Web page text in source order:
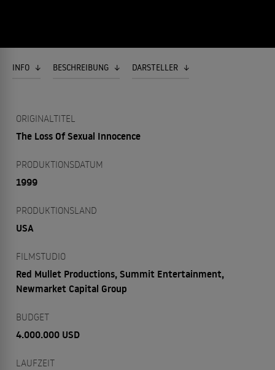
INFO BESCHREIBUNG DARSTELLER
ORIGINALTITEL
The Loss Of Sexual Innocence
PRODUKTIONSDATUM
1999
PRODUKTIONSLAND
USA
FILMSTUDIO
Red Mullet Productions, Summit Entertainment,
Newmarket Capital Group
BUDGET
4.000.000 USD
LAUFZEIT